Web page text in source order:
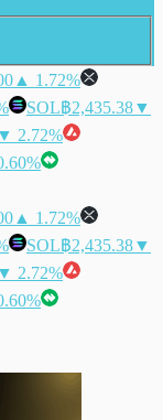
▲ 1.72%
SOL฿2,435.38▼
▼ 2.72%
▲ 1.72%
SOL฿2,435.38▼
▼ 2.72%